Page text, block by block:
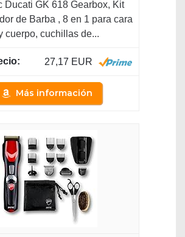
Ducati GK 618 Gearbox, Kit
de Barba , 8 en 1 para cara
cuerpo, cuchillas de...
27,17 EUR
Más información